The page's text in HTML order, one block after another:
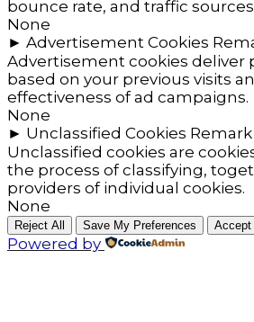
bounce rate, and traffic
None
► Advertisement Cookies
Advertisement cookies deliver
based on your previous visits
effectiveness of ad campaigns.
None
► Unclassified Cookies Remark
Unclassified cookies are
the process of classifying,
providers of individual cookies.
None
Reject All Save My Preferences Accept
Powered by